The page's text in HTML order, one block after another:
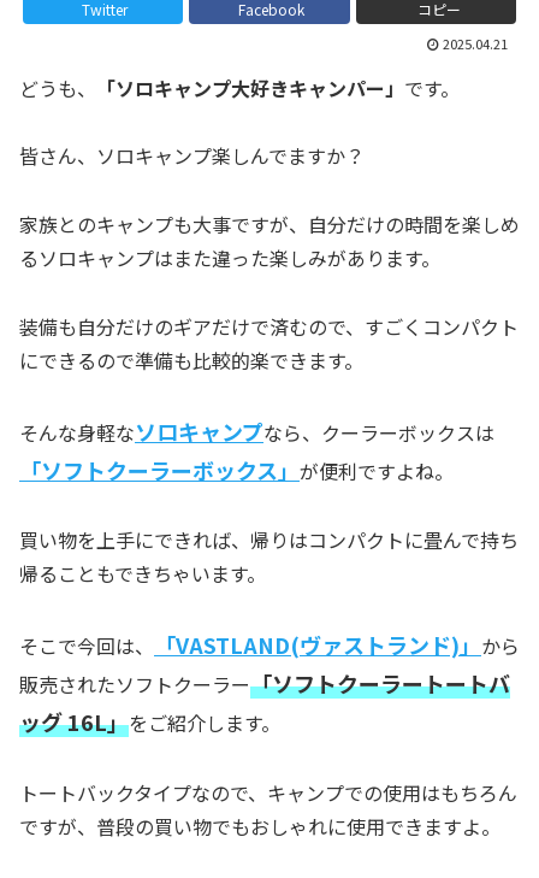
Twitter Facebook コピー
2025.04.21
どうも、 「ソロキャンプ大好きキャンパー」 です。
皆さん、ソロキャンプ楽しんでますか？
家族とのキャンプも大事ですが、自分だけの時間を楽しめ
るソロキャンプはまた違った楽しみがあります。
装備も自分だけのギアだけで済むので、すごくコンパクト
にできるので準備も比較的楽できます。
そんな身軽なソロキャンプなら、クーラーボックスは
「ソフトクーラーボックス」 が便利ですよね。
買い物を上手にできれば、帰りはコンパクトに畳んで持ち
帰ることもできちゃいます。
そこで今回は、 「VASTLAND(ヴァストランド)」 から
販売されたソフトクーラー「ソフトクーラートートバ
ッグ 16L」をご紹介します。
トートバックタイプなので、キャンプでの使用はもちろん
ですが、普段の買い物でもおしゃれに使用できますよ。